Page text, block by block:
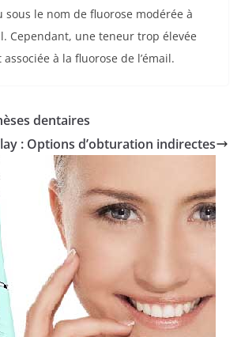
sous le nom de fluorose modérée à
Cependant, une teneur trop élevée
à la fluorose de l’émail.
dentaires
: Options d’obturation indirectes